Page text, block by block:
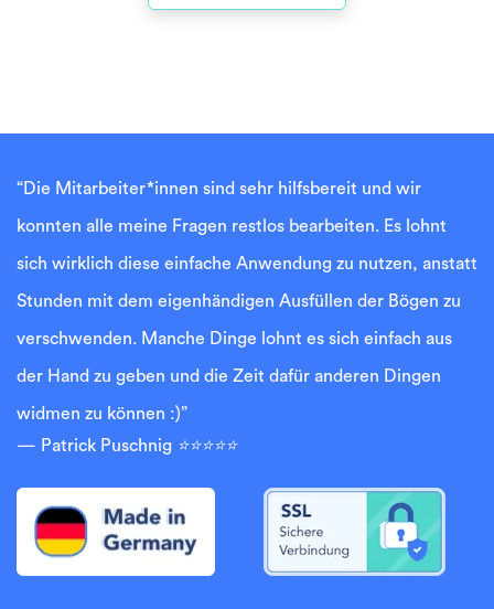
“Die Mitarbeiter*innen sind sehr hilfsbereit und wir
konnten alle meine Fragen restlos bearbeiten. Es lohnt
sich wirklich diese einfache Anwendung zu nutzen, anstatt
Stunden mit dem eigenhändigen Ausfüllen der Bögen zu
verschwenden. Manche Dinge lohnt es sich einfach aus
der Hand zu geben und die Zeit dafür anderen Dingen
widmen zu können :)”
Patrick Puschnig ⭐⭐⭐⭐⭐